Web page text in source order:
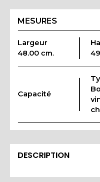
MESURES
Largeur
48.00 cm.
Capacité
DESCRIPTION